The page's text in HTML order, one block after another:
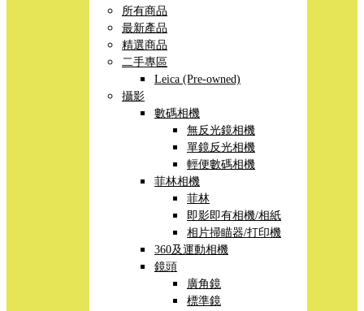
所有商品
最新產品
精選商品
二手專區
Leica (Pre-owned)
攝影
數碼相機
無反光鏡相機
單鏡反光相機
輕便數碼相機
菲林相機
菲林
即影即有相機/相紙
相片掃瞄器/打印機
360及運動相機
鏡頭
廣角鏡
標準鏡